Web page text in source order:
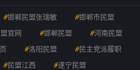
#邯郸民盟张瑞敏 #邯郸市民盟
官网 #邯郸民盟 #河南民盟
#洛阳民盟 #民主党派履职
#民盟江西 #遂宁民盟